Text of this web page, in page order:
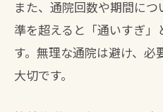
特徴
評判のいい八幡
紹介
また、通院回数や期間に
準を超えると「通いすぎ
す。無理な通院は避け、
大切です。